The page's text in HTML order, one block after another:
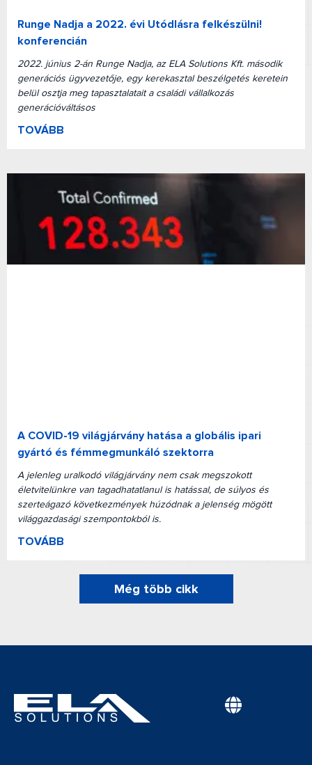
Runge Nadja a 2022. évi Utódlásra felkészülni!
konferencián
2022. június 2-án Runge Nadja, az ELA Solutions Kft. második
generációs ügyvezetője, egy kerekasztal beszélgetés keretein
belül osztja meg tapasztalatait a családi vállalkozás
generációváltásos
TOVÁBB
A COVID-19 világjárvány hatása a globális ipari
gyártó és fémmegmunkáló szektorra
A jelenleg uralkodó világjárvány nem csak megszokott
életvitelünkre van tagadhatatlanul is hatással, de súlyos és
szerteágazó következmények húzódnak a jelenség mögött
világgazdasági szempontokból is.
TOVÁBB
Még több cikk